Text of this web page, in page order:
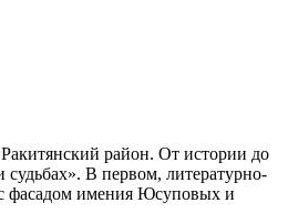
район. От истории до
В первом, литературно-
с фасадом имения Юсуповых и